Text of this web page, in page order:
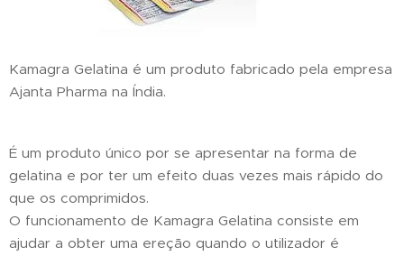
Kamagra Gelatina é um produto fabricado pela empresa
Ajanta Pharma na Índia.
É um produto único por se apresentar na forma de
gelatina e por ter um efeito duas vezes mais rápido do
que os comprimidos.
O funcionamento de Kamagra Gelatina consiste em
ajudar a obter uma ereção quando o utilizador é